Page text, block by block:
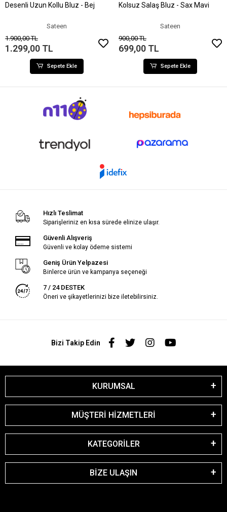
Sepete Ekle
Desenli Uzun Kollu Bluz - Bej
Sateen
1.900,00 TL
1.299,00 TL
Sepete Ekle
Sepete Ekle
Kolsuz Salaş Bluz - Sax Mavi
Sateen
900,00 TL
699,00 TL
Sepete Ekle
Hızlı Teslimat
Siparişleriniz en kısa sürede elinize ulaşır.
Güvenli Alışveriş
Güvenli ve kolay ödeme sistemi
Geniş Ürün Yelpazesi
Binlerce ürün ve kampanya seçeneği
7 / 24 DESTEK
Öneri ve şikayetlerinizi bize iletebilirsiniz.
Bizi Takip Edin
KURUMSAL
MÜŞTERİ HİZMETLERİ
KATEGORİLER
BİZE ULAŞIN